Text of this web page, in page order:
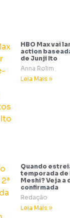
HBO Max vai
action
de Junji Ito
Anna Rolim
Leia Mais »
Quando
temporada de
Meshi? Veja a
confirmada
Redação
Leia Mais »